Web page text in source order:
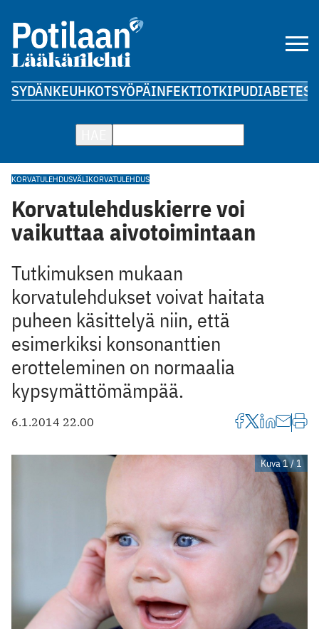
SYDÄNKEUHKOTSYÖPÄINFEKTIOTKIPUDIABETES
KORVATULEHDUSVÄLIKORVATULEHDUS
Korvatulehduskierre voi
vaikuttaa aivotoimintaan
Tutkimuksen mukaan
korvatulehdukset voivat haitata
puheen käsittelyä niin, että
esimerkiksi konsonanttien
erotteleminen on normaalia
kypsymättömämpää.
6.1.2014 22.00
Kuva 1 / 1